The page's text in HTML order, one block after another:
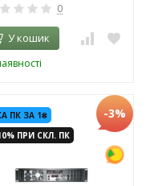
0
У кошик
ПК ЗА 1₴
ПРИ СКЛ. ПК
-3%